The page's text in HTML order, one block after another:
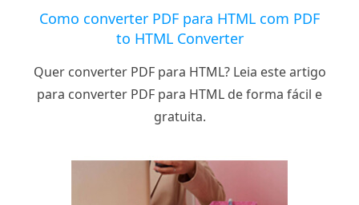
Como converter PDF para HTML com PDF
to HTML Converter
Quer converter PDF para HTML? Leia este artigo
para converter PDF para HTML de forma fácil e
gratuita.